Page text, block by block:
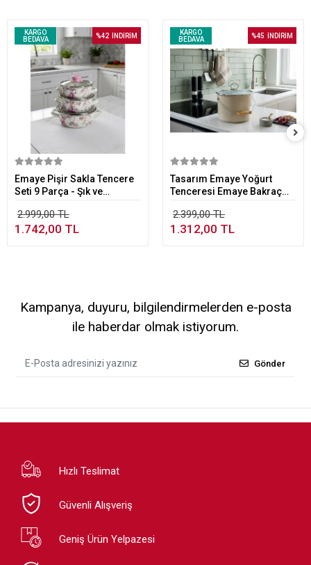
KARGO
BEDAVA
%42 İNDİRİM
Sepete Ekle
Emaye Pişir Sakla Tencere
Seti 9 Parça - Şık ve
2.999,00 TL
1.742,00 TL
KARGO
BEDAVA
%45 İNDİRİM
Sepete Ekle
Tasarım Emaye Yoğurt
Tenceresi Emaye Bakraç
2.399,00 TL
1.312,00 TL
Kampanya, duyuru, bilgilendirmelerden e-posta
ile haberdar olmak istiyorum.
Gönder
Hızlı Teslimat
Güvenli Alışveriş
Geniş Ürün Yelpazesi